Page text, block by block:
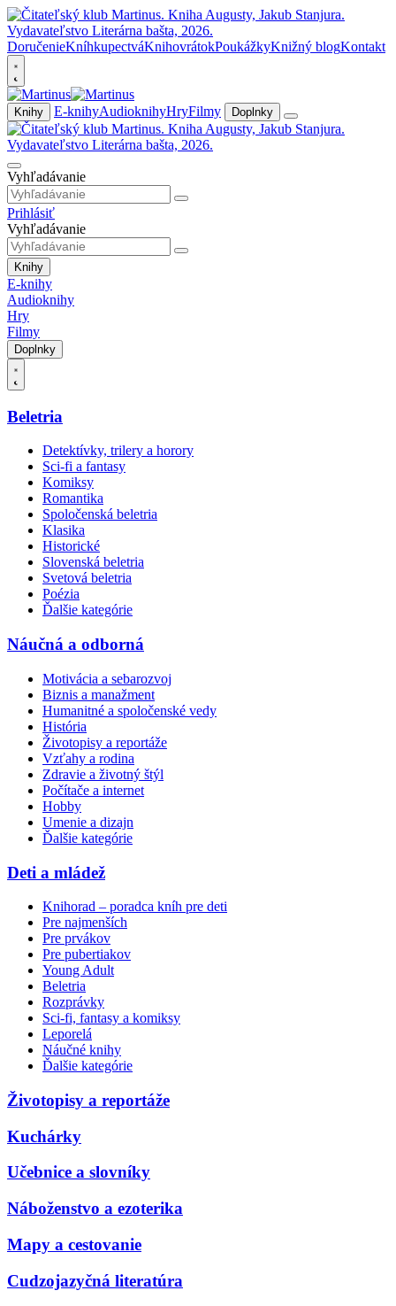
DoručenieKníhkupectváKnihovrátokPoukážkyKnižný blogKontakt
Knihy E-knihyAudioknihyHryFilmy Doplnky
Vyhľadávanie
Prihlásiť
Vyhľadávanie
Knihy
E-knihy
Audioknihy
Hry
Filmy
Doplnky
Beletria
Detektívky, trilery a horory
Sci-fi a fantasy
Komiksy
Romantika
Spoločenská beletria
Klasika
Historické
Slovenská beletria
Svetová beletria
Poézia
Ďalšie kategórie
Náučná a odborná
Motivácia a sebarozvoj
Biznis a manažment
Humanitné a spoločenské vedy
História
Životopisy a reportáže
Vzťahy a rodina
Zdravie a životný štýl
Počítače a internet
Hobby
Umenie a dizajn
Ďalšie kategórie
Deti a mládež
Knihorad – poradca kníh pre deti
Pre najmenších
Pre prvákov
Pre pubertiakov
Young Adult
Beletria
Rozprávky
Sci-fi, fantasy a komiksy
Leporelá
Náučné knihy
Ďalšie kategórie
Životopisy a reportáže
Kuchárky
Učebnice a slovníky
Náboženstvo a ezoterika
Mapy a cestovanie
Cudzojazyčná literatúra